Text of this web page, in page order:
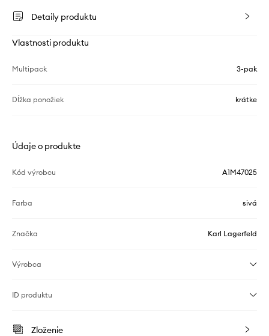
Detaily produktu
Vlastnosti produktu
Multipack 3-pak
Dĺžka ponožiek krátke
Údaje o produkte
Kód výrobcu A1M47025
Farba sivá
Značka Karl Lagerfeld
Výrobca
ID produktu
Zloženie